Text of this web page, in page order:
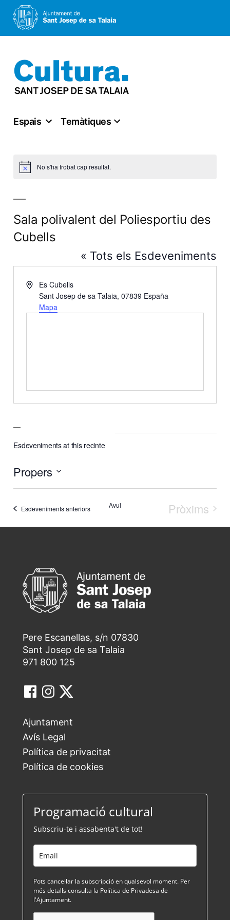
al
contingut
Espais Temàtiques
Notice No s'ha trobat cap resultat.
Sala polivalent del Poliesportiu des
Cubells
« Tots els Esdeveniments
AddressEs Cubells
Sant Josep de sa Talaia, 07839 España
Mapa
Esdeveniments at this recinte
Propers
Selecciona
una
data.
Esdeveniments anteriors Avui
Pròxims
Pere Escanellas, s/n 07830
Sant Josep de sa Talaia
971 800 125
Ajuntament
Avís Legal
Política de privacitat
Política de cookies
Programació cultural
Subscriu-te i assabenta't de tot!
Pots cancel·lar la subscripció en qualsevol moment. Per
més detalls consulta la Política de Privadesa de
l'Ajuntament.